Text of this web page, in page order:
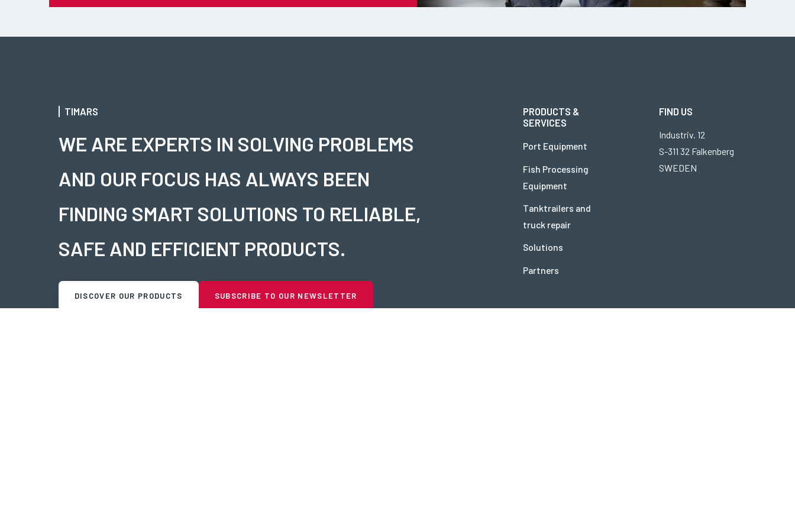
TIMARS
WE ARE EXPERTS IN SOLVING PROBLEMS
AND OUR FOCUS HAS ALWAYS BEEN
FINDING SMART SOLUTIONS TO RELIABLE,
SAFE AND EFFICIENT PRODUCTS.
DISCOVER OUR PRODUCTS SUBSCRIBE TO OUR NEWSLETTER
PRODUCTS &
SERVICES
Port Equipment
Fish Processing
Equipment
Tanktrailers and
truck repair
Solutions
Partners
FIND US
Industriv. 12
S-311 32 Falkenberg
SWEDEN